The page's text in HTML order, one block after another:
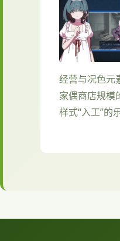
经营与况色元
家偶商店规模
样式“入工”的